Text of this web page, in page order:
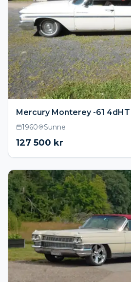
Mercury Monterey -61 4dHT
1960 Sunne
127 500 kr